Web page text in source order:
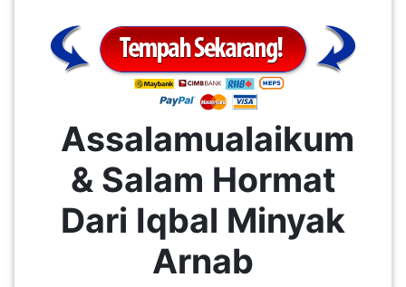
Assalamualaikum
& Salam Hormat
Dari Iqbal Minyak
Arnab